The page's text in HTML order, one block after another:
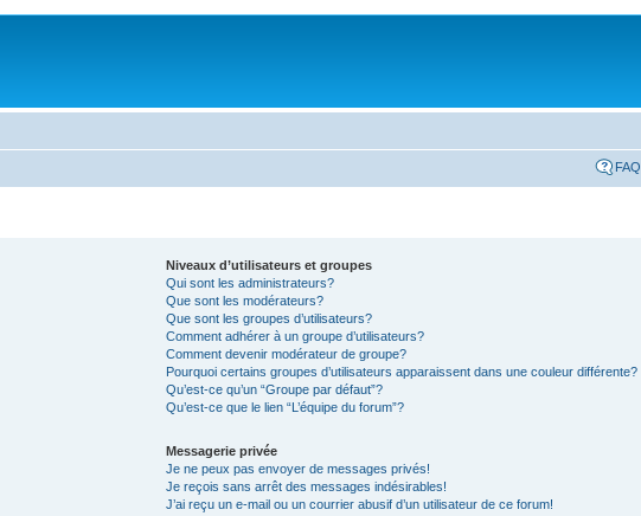
FAQ
Niveaux d’utilisateurs et groupes
Qui sont les administrateurs?
Que sont les modérateurs?
Que sont les groupes d’utilisateurs?
Comment adhérer à un groupe d’utilisateurs?
Comment devenir modérateur de groupe?
Pourquoi certains groupes d’utilisateurs apparaissent dans une couleur différente?
Qu’est-ce qu’un “Groupe par défaut”?
Qu’est-ce que le lien “L’équipe du forum”?
Messagerie privée
Je ne peux pas envoyer de messages privés!
Je reçois sans arrêt des messages indésirables!
J’ai reçu un e-mail ou un courrier abusif d’un utilisateur de ce forum!